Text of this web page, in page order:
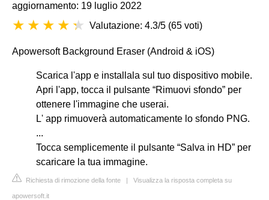
aggiornamento: 19 luglio 2022
Valutazione: 4.3/5 (65 voti)
Apowersoft Background Eraser (Android & iOS)
Scarica l'app e installala sul tuo dispositivo mobile.
Apri l'app, tocca il pulsante “Rimuovi sfondo” per
ottenere l'immagine che userai.
L' app rimuoverà automaticamente lo sfondo PNG.
...
Tocca semplicemente il pulsante “Salva in HD” per
scaricare la tua immagine.
Richiesta di rimozione della fonte | Visualizza la risposta completa su
apowersoft.it